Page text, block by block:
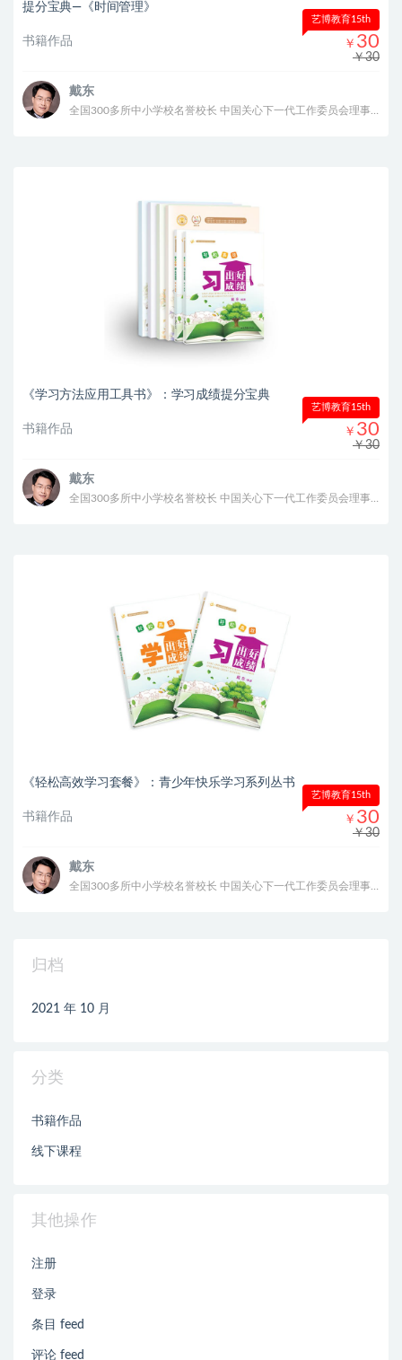
提分宝典—《时间管理》
书籍作品
艺博教育15th
￥ 30
￥30
戴东
《学习方法应用工具书》：学习成绩提分宝典
书籍作品
艺博教育15th
￥ 30
￥30
戴东
《轻松高效学习套餐》：青少年快乐学习系列丛书
书籍作品
艺博教育15th
￥ 30
￥30
戴东
归档
2021 年 10 月
分类
书籍作品
线下课程
其他操作
注册
登录
条目 feed
评论 feed